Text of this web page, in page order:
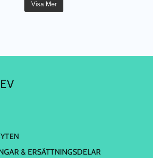
Visa Mer
& ERSÄTTNINGSDELAR